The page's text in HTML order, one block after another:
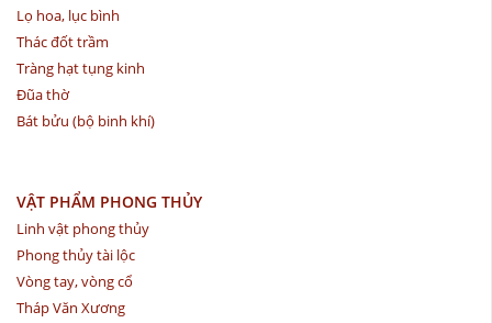
Lọ hoa, lục bình
Thác đốt trầm
Tràng hạt tụng kinh
Đũa thờ
Bát bửu (bộ binh khí)
VẬT PHẨM PHONG THỦY
Linh vật phong thủy
Phong thủy tài lộc
Vòng tay, vòng cổ
Tháp Văn Xương